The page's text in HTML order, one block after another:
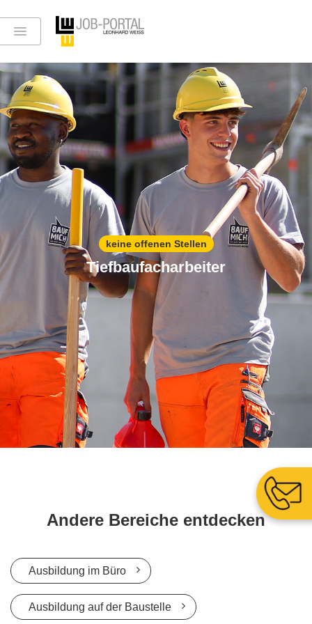
keine offenen Stellen
Tiefbaufacharbeiter
Andere Bereiche entdecken
Ausbildung im Büro
Ausbildung auf der Baustelle